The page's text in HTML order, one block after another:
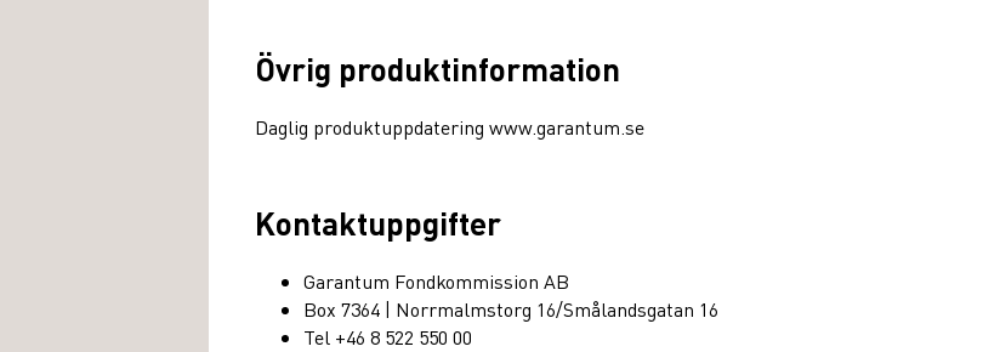
Övrig produktinformation
Daglig produktuppdatering www.garantum.se
Kontaktuppgifter
Garantum Fondkommission AB
Box 7364 | Norrmalmstorg 16/Smålandsgatan 16
Tel +46 8 522 550 00